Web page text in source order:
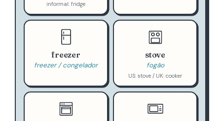
informal: fridge
freezer
freezer / congelador
stove
fogão
US: stove / UK: cooker